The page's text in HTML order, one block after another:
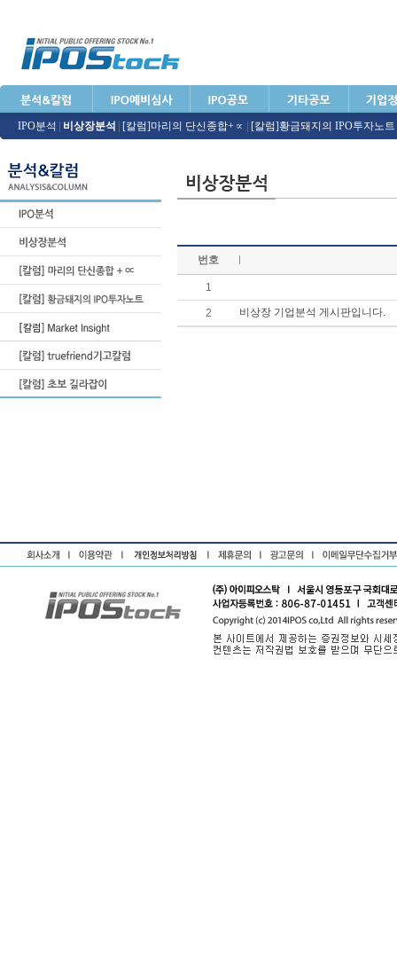
IPO분석 비상장분석 [칼럼]마리의 단신종합+∝ [칼럼]황금돼지의 IPO투자노트
번호
1
2 비상장 기업분석 게시판입니다.